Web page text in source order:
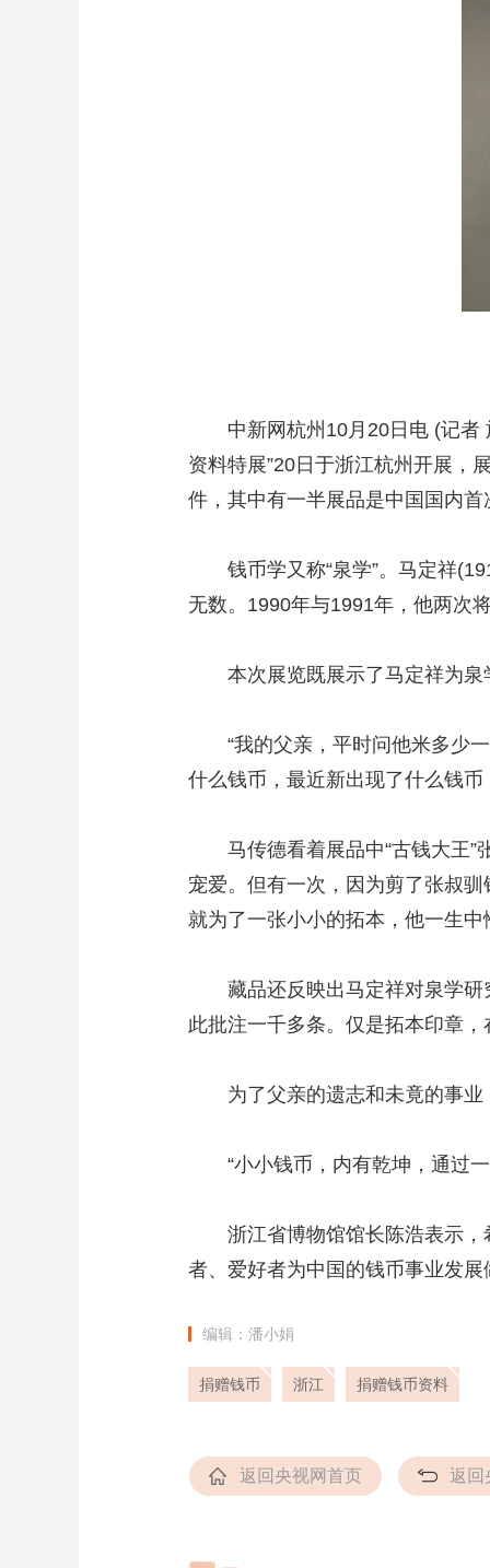
中新网杭州10月20日电 (记者
资料特展”20日于浙江杭州开展，
件，其中有一半展品是中国国内首
钱币学又称“泉学”。马定祥
无数。1990年与1991年，他两次
本次展览既展示了马定祥为泉
“我的父亲，平时问他米多少一
什么钱币，最近新出现了什么钱
马传德看着展品中“古钱大王”
宠爱。但有一次，因为剪了张叔
就为了一张小小的拓本，他一生中
藏品还反映出马定祥对泉学研
此批注一千多条。仅是拓本印章
为了父亲的遗志和未竟的事业
“小小钱币，内有乾坤，通过一
浙江省博物馆馆长陈浩表示，
者、爱好者为中国的钱币事业发
编辑：潘小娟
捐赠钱币 浙江 捐赠钱币资料
返回央视网首页 返回